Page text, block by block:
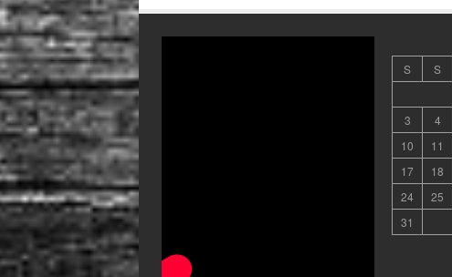
S
S
3
4
10
11
17
18
24
25
31